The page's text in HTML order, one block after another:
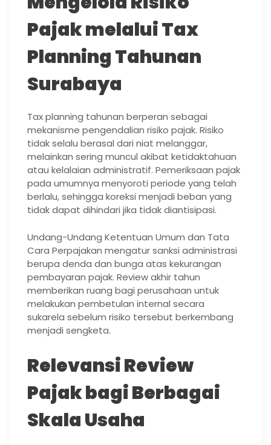
Pajak melalui Tax
Planning Tahunan
Surabaya
Tax planning tahunan berperan sebagai
mekanisme pengendalian risiko pajak. Risiko
tidak selalu berasal dari niat melanggar,
melainkan sering muncul akibat ketidaktahuan
atau kelalaian administratif. Pemeriksaan pajak
pada umumnya menyoroti periode yang telah
berlalu, sehingga koreksi menjadi beban yang
tidak dapat dihindari jika tidak diantisipasi.
Undang-Undang Ketentuan Umum dan Tata
Cara Perpajakan mengatur sanksi administrasi
berupa denda dan bunga atas kekurangan
pembayaran pajak. Review akhir tahun
memberikan ruang bagi perusahaan untuk
melakukan pembetulan internal secara
sukarela sebelum risiko tersebut berkembang
menjadi sengketa.
Relevansi Review
Pajak bagi Berbagai
Skala Usaha